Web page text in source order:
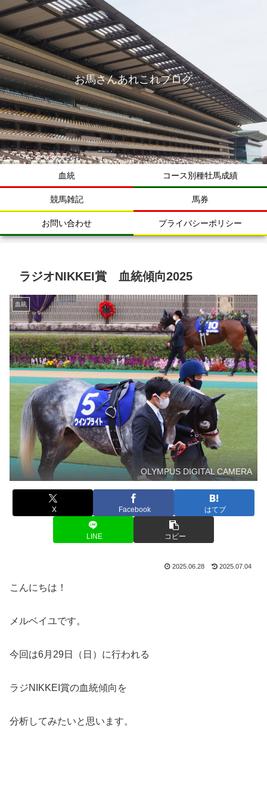
お馬さんあれこれブログ
血統 コース別種牡馬成績
競馬雑記 馬券
お問い合わせ プライバシーポリシー
ラジオNIKKEI賞 血統傾向2025
血統
OLYMPUS DIGITAL CAMERA
X Facebook はてブ
LINE コピー
2025.06.28 2025.07.04
こんにちは！
メルベイユです。
今回は6月29日（日）に行われる
ラジNIKKEI賞の血統傾向を
分析してみたいと思います。